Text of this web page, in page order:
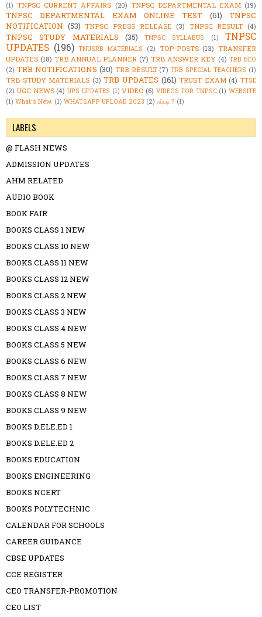
(1) TNPSC CURRENT AFFAIRS (20) TNPSC DEPARTMENTAL EXAM (19)
TNPSC DEPARTMENTAL EXAM ONLINE TEST (61)
TNPSC
NOTIFICATION (53) TNPSC PRESS RELEASE (3) TNPSC RESULT (4)
TNPSC STUDY MATERIALS (35) TNPSC SYLLABUS (1)
TNPSC
UPDATES (196) TNUSRB MATERIALS (2) TOP-POSTS (13) TRANSFER
UPDATES (18) TRB ANNUAL PLANNER (7) TRB ANSWER KEY (4) TRB BEO
(2) TRB NOTIFICATIONS (30) TRB RESULT (7) TRB SPECIAL TEACHERS (1)
TRB STUDY MATERIALS (3) TRB UPDATES (161) TRUST EXAM (4) TTSE
(2) UGC NEWS (4) UPS UPDATES (1) VIDEO (6) VIDEOS FOR TNPSC (1) WEBSITE
(1) What's New. (1) WHATSAPP UPLOAD 2023 (2) எப்படி ? (1)
LABELS
@ FLASH NEWS
ADMISSION UPDATES
AHM RELATED
AUDIO BOOK
BOOK FAIR
BOOKS CLASS 1 NEW
BOOKS CLASS 10 NEW
BOOKS CLASS 11 NEW
BOOKS CLASS 12 NEW
BOOKS CLASS 2 NEW
BOOKS CLASS 3 NEW
BOOKS CLASS 4 NEW
BOOKS CLASS 5 NEW
BOOKS CLASS 6 NEW
BOOKS CLASS 7 NEW
BOOKS CLASS 8 NEW
BOOKS CLASS 9 NEW
BOOKS D.ELE.ED 1
BOOKS D.ELE.ED 2
BOOKS EDUCATION
BOOKS ENGINEERING
BOOKS NCERT
BOOKS POLYTECHNIC
CALENDAR FOR SCHOOLS
CAREER GUIDANCE
CBSE UPDATES
CCE REGISTER
CEO TRANSFER-PROMOTION
CEO LIST